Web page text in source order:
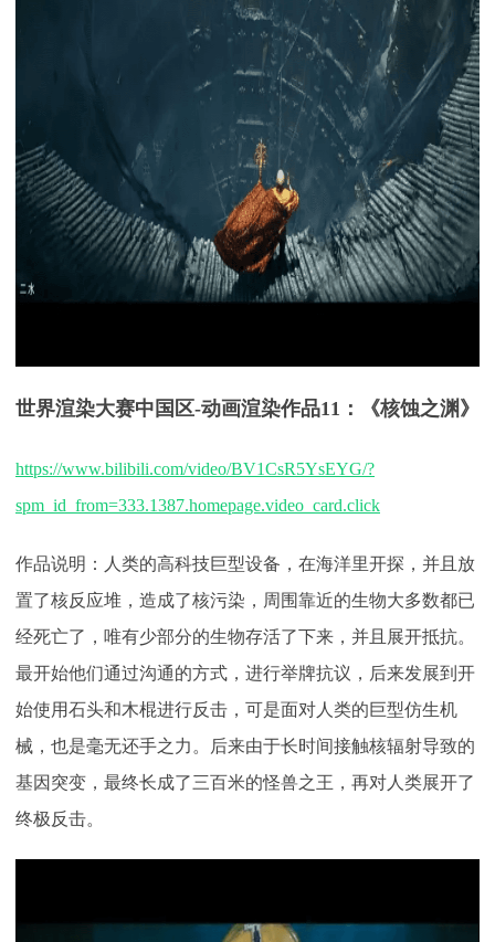
世界渲染大赛中国区-动画渲染作品11：《核蚀之渊》
https://www.bilibili.com/video/BV1CsR5YsEYG/?
spm_id_from=333.1387.homepage.video_card.click
作品说明：
人类的高科技巨型设备，在海洋里开探，并且放
置了核反应堆，造成了核污染，周围靠近的生物大多数都已
经死亡了，唯有少部分的生物存活了下来，并且展开抵抗。
最开始他们通过沟通的方式，进行举牌抗议，后来发展到开
始使用石头和木棍进行反击，可是面对人类的巨型仿生机
械，也是毫无还手之力。后来由于长时间接触核辐射导致的
基因突变，最终长成了三百米的怪兽之王，再对人类展开了
终极反击。